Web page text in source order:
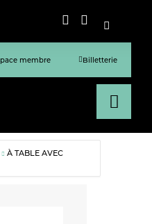
membre Billetterie
À TABLE AVEC